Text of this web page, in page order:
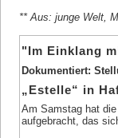
** Aus: junge Welt,
"Im Einklang
Dokumentiert:
„Estelle“ in
Am Samstag hat
aufgebracht, das